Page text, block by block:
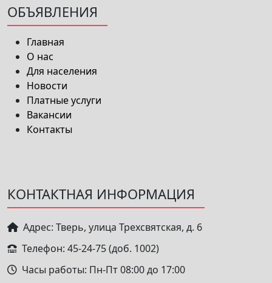
ОБЪЯВЛЕНИЯ
Главная
О нас
Для населения
Новости
Платные услуги
Вакансии
Контакты
КОНТАКТНАЯ ИНФОРМАЦИЯ
Адрес: Тверь, улица Трехсвятская, д. 6
Телефон: 45-24-75 (доб. 1002)
Часы работы: Пн-Пт 08:00 до 17:00